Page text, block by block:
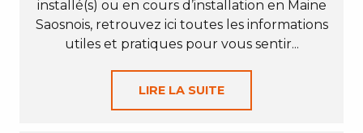
installé(s) ou en cours d’installation en Maine
Saosnois, retrouvez ici toutes les informations
utiles et pratiques pour vous sentir...
LIRE LA SUITE